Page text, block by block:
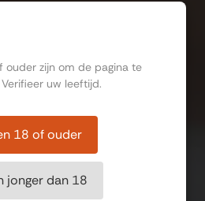
ouder zijn om de pagina te
uw leeftijd.
18 of ouder
jonger dan 18